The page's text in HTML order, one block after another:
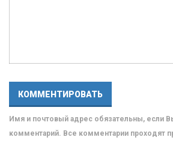
Имя и почтовый адрес обязательны, если
комментарий. Все комментарии проходят